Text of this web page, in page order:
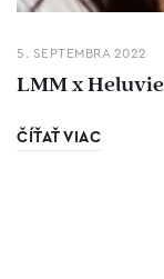
5. SEPTEMBRA 2022
LMM x
ČÍŤAŤ VIAC